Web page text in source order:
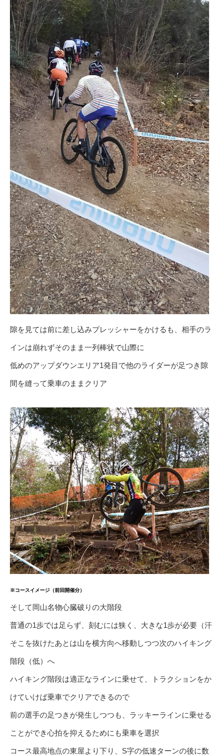
隙を見ては前に差し込みプレッシャーをかけるも、相手のラ
インは崩れずそのまま一列棒状で山際に
低めのアップダウンエリア1発目で他のライダーが足つき隙
間を縫って乗車のままクリア
※コースイメージ（前回開催分）
そして岡山名物心臓破りの大階段
普通の1歩では足らず、刻むには狭く、大きな1歩が必要（汗
そこを抜けたあとは山を横方向へ移動しつつ次のハイキング
階段（低）へ
ハイキング階段は適正なラインに乗せて、トラクションをか
けていけば乗車でクリアできるので
前の選手の足つきが発生しつつも、ラッキーラインに乗せる
ことができ心拍を抑えるためにも乗車を選択
コース最高地点の東屋より下り、S字の低速ターンの後に数